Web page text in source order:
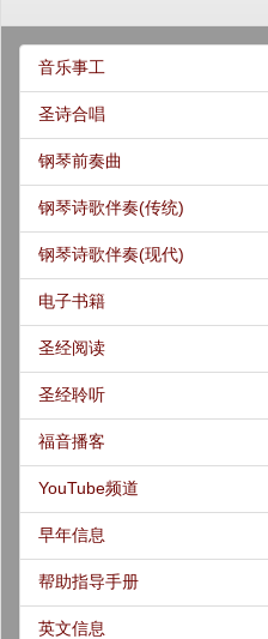
音乐事工
圣诗合唱
钢琴前奏曲
钢琴诗歌伴奏(传统)
钢琴诗歌伴奏(现代)
电子书籍
圣经阅读
圣经聆听
福音播客
YouTube频道
早年信息
帮助指导手册
英文信息